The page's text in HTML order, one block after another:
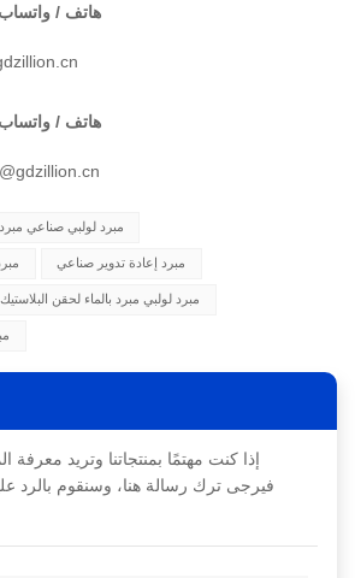
هاتف / واتساب
هاتف / واتساب
مبرد لولبي صناعي مبرد
مبرد إعادة تدوير صناعي
مبرد لولبي مبرد بالماء لحقن البلاستيك
إذا كنت مهتمًا بمنتجاتنا وتريد معرفة
فيرجى ترك رسالة هنا، وسنقوم